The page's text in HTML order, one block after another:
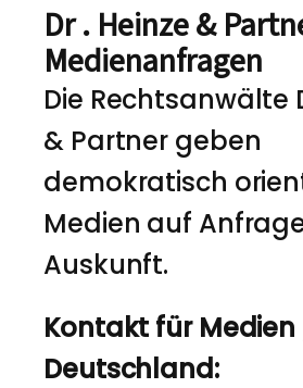
Dr . Heinze &
Medienanfragen
Die Rechtsanwälte
& Partner geben
demokratisch
Medien auf
Auskunft.
Kontakt für Medien
Deutschland: